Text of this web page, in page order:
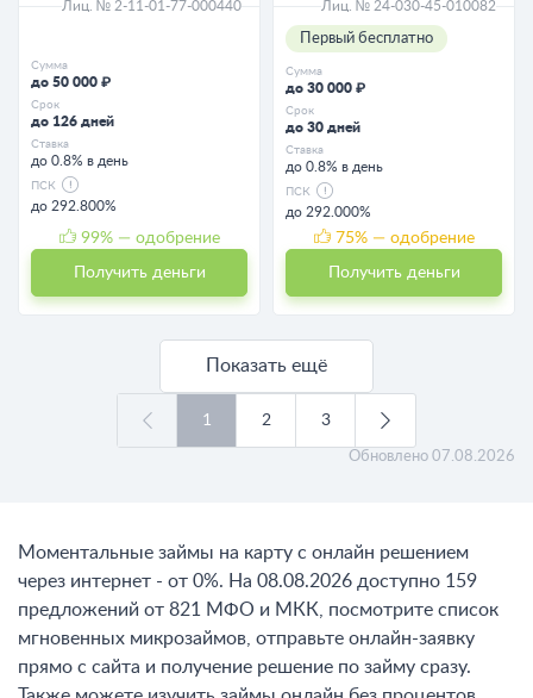
Лиц. № 2-11-01-77-000440
Сумма
до 50 000 ₽
Срок
до 126 дней
Ставка
до 0.8% в день
ПСК
до 292.800%
99% — одобрение
Получить деньги
Лиц. № 24-030-45-010082
Первый бесплатно
Сумма
до 30 000 ₽
Срок
до 30 дней
Ставка
до 0.8% в день
ПСК
до 292.000%
75% — одобрение
Получить деньги
Показать ещё
1 2 3
Обновлено 07.08.2026
Моментальные займы на карту с онлайн решением
через интернет - от 0%. На 08.08.2026 доступно 159
предложений от 821 МФО и МКК, посмотрите список
мгновенных микрозаймов, отправьте онлайн-заявку
прямо с сайта и получение решение по займу сразу.